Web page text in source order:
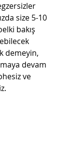
size 5-10
bakış
demeyin,
devam
ve